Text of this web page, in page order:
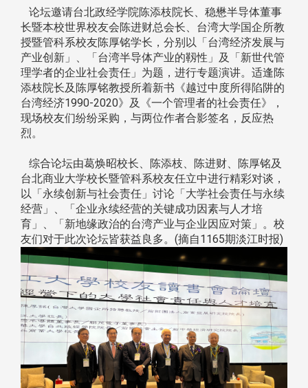
论坛邀请台北政经学院陈添枝院长、稳懋半导体董事
长暨本校世界校友会陈进财总会长、台湾大学国企所教
授暨管科系校友陈厚铭学长，分别以「台湾经济发展与
产业创新」、「台湾半导体产业的靱性」及「新世代管
理学者的企业社会责任」为题，进行专题演讲。适逢陈
添枝院长及陈厚铭教授所着新书《越过中度所得陷阱的
台湾经济1990-2020》及《一个管理者的社会责任》，
现场校友们纷纷采购，与两位作者合影签名，反应热
烈。
综合论坛由葛焕昭校长、陈添枝、陈进财、陈厚铭及
台北商业大学校长暨管科系校友任立中进行精彩对谈，
以「永续创新与社会责任」讨论「大学社会责任与永续
经营」、「企业永续经营的关键成功因素与人才培
育」、「新地缘政治的台湾产业与企业因应对策」。校
友们对于此次论坛皆获益良多。(摘自1165期淡江时报)